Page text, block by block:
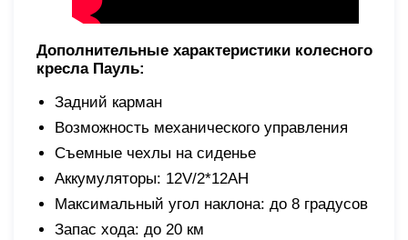
Дополнительные характеристики колесного
кресла Пауль:
Задний карман
Возможность механического управления
Съемные чехлы на сиденье
Аккумуляторы: 12V/2*12AH
Максимальный угол наклона: до 8 градусов
Запас хода: до 20 км